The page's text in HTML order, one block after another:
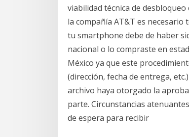
viabilidad técnica de
la compañía AT&T es necesario
tu smartphone debe de haber
nacional o lo compraste en
México ya que este
(dirección, fecha de entrega,
archivo haya otorgado la
parte. Circunstancias
de espera para recibir